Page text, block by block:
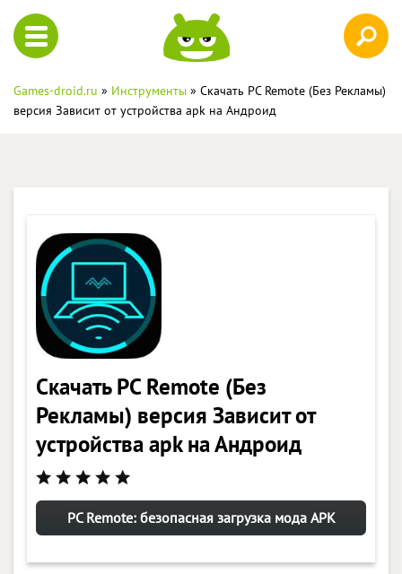
Games-droid.ru » Инструменты » Скачать PC Remote (Без Рекламы)
версия Зависит от устройства apk на Андроид
Скачать PC Remote (Без
Рекламы) версия Зависит от
устройства apk на Андроид
PC Remote: безопасная загрузка мода APK